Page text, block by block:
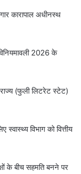
कारापाल अधीनस्थ
2026 के
राज्य (फुली लिटरेट स्टेट)
विभाग को वित्तीय
के बीच सहमति बनने पर